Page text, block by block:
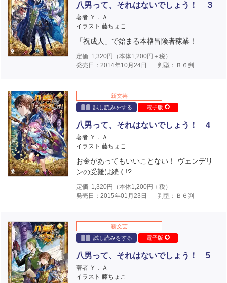
八男って、それはないでしょう！ ３
著者 Ｙ．Ａ
イラスト 藤ちょこ
「祝成人」で始まる本格冒険者稼業！
定価 1,320円（本体1,200円＋税）
発売日：2014年10月24日
判型：Ｂ６判
新文芸
試し読みをする
電子版
八男って、それはないでしょう！ 4
著者 Ｙ．Ａ
イラスト 藤ちょこ
お金があってもいいことない！ ヴェンデリ
ンの受難は続く!?
定価 1,320円（本体1,200円＋税）
発売日：2015年01月23日
判型：Ｂ６判
新文芸
試し読みをする
電子版
八男って、それはないでしょう！ 5
著者 Ｙ．Ａ
イラスト 藤ちょこ